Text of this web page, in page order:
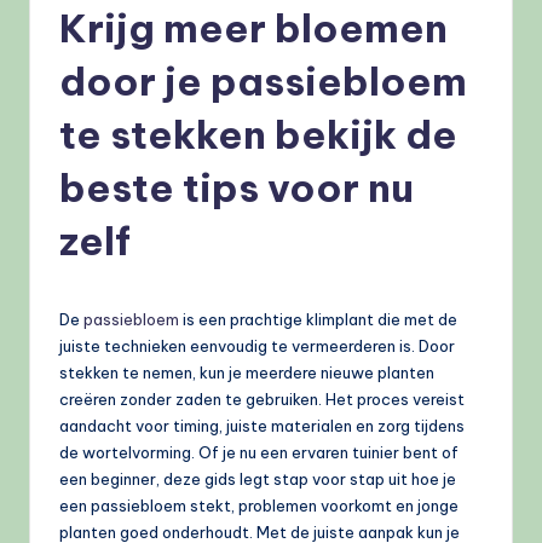
Krijg meer bloemen
door je passiebloem
te stekken bekijk de
beste tips voor nu
zelf
De passiebloem is een prachtige klimplant die met de
juiste technieken eenvoudig te vermeerderen is. Door
stekken te nemen, kun je meerdere nieuwe planten
creëren zonder zaden te gebruiken. Het proces vereist
aandacht voor timing, juiste materialen en zorg tijdens
de wortelvorming. Of je nu een ervaren tuinier bent of
een beginner, deze gids legt stap voor stap uit hoe je
een passiebloem stekt, problemen voorkomt en jonge
planten goed onderhoudt. Met de juiste aanpak kun je